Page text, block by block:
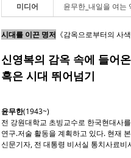
미디어
윤무한_내일을 여는
시대를 이끈 명저 《감옥으로부터의 사
신영복의 감옥 속에 들어
혹은 시대 뛰어넘기
윤무한(1943~)
전 강원대학교 초빙교수로 한국현대사
연구.저술 활동을 계획하고 있다. 현재
신문기자, 전 대통령 비서실 통치사료비